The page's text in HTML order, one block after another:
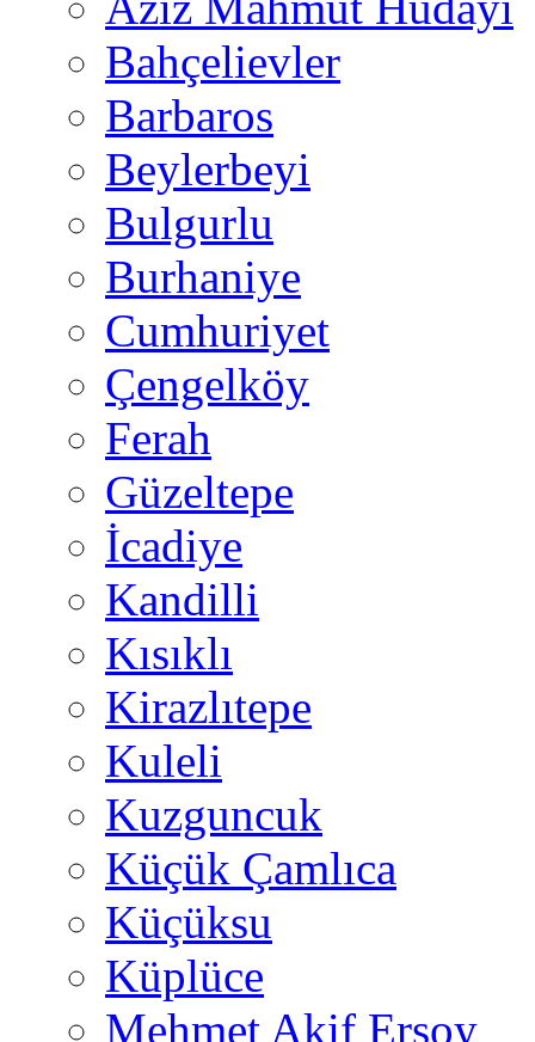
Bahçelievler
Barbaros
Beylerbeyi
Bulgurlu
Burhaniye
Cumhuriyet
Çengelköy
Ferah
Güzeltepe
İcadiye
Kandilli
Kısıklı
Kirazlıtepe
Kuleli
Kuzguncuk
Küçük Çamlıca
Küçüksu
Küplüce
Mehmet Akif Ersoy